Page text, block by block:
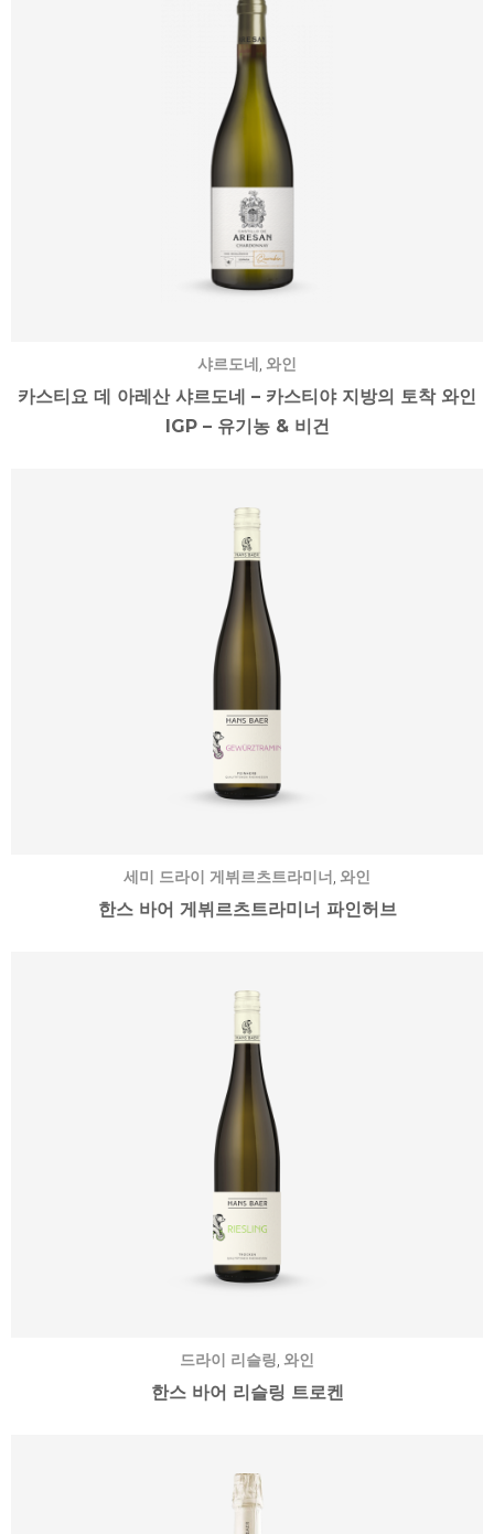
샤르도네, 와인
카스티요 데 아레산 샤르도네 – 카스티야 지방의 토착 와인
IGP – 유기농 & 비건
세미 드라이 게뷔르츠트라미너, 와인
한스 바어 게뷔르츠트라미너 파인허브
드라이 리슬링, 와인
한스 바어 리슬링 트로켄